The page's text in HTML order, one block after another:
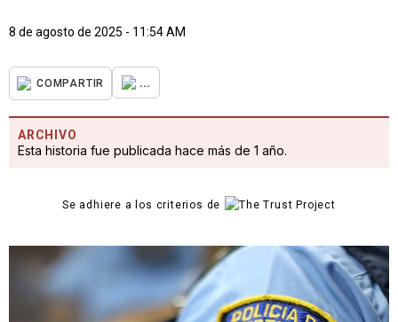
8 de agosto de 2025 - 11:54 AM
COMPARTIR ...
ARCHIVO
Esta historia fue publicada hace más de 1 año.
Se adhiere a los criterios de